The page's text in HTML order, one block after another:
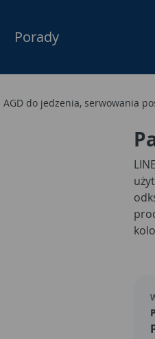
Porady
AGD do jedzenia, serwowania